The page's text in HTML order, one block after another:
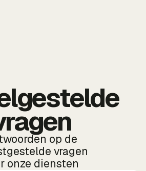
op de
vragen
onze diensten